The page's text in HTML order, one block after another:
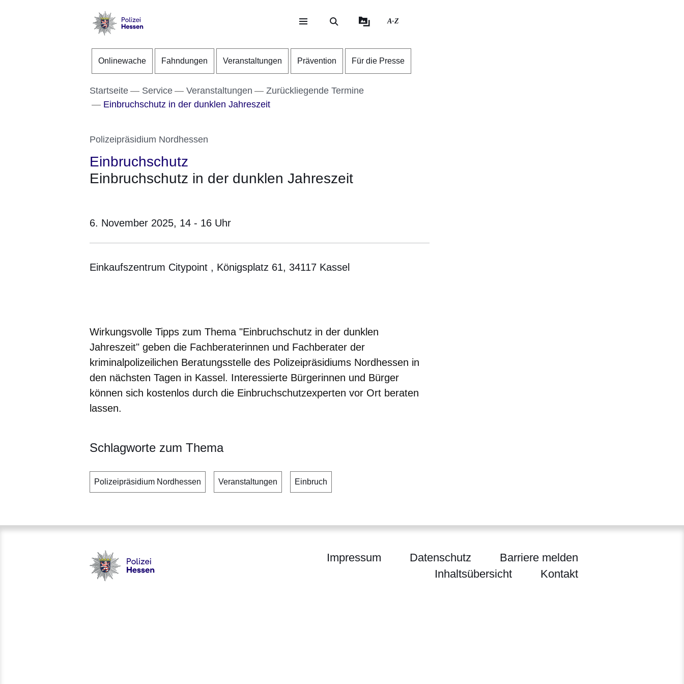
Direkt zum Kopf der Seite
Direkt zum Inhalt
Direkt zum Fuß der Seite
Hessen
A-Z
Onlinewache Fahndungen Veranstaltungen Prävention Für die Presse
Startseite Service Veranstaltungen
Zurückliegende Termine
Einbruchschutz in der dunklen Jahreszeit
Polizeipräsidium Nordhessen
Einbruchschutz
Einbruchschutz in der dunklen Jahreszeit
6. November 2025, 14 - 16 Uhr
Einkaufszentrum Citypoint , Königsplatz 61, 34117 Kassel
Wirkungsvolle Tipps zum Thema "Einbruchschutz in der dunklen
Jahreszeit" geben die Fachberaterinnen und Fachberater der
kriminalpolizeilichen Beratungsstelle des Polizeipräsidiums Nordhessen in
den nächsten Tagen in Kassel. Interessierte Bürgerinnen und Bürger
können sich kostenlos durch die Einbruchschutzexperten vor Ort beraten
lassen.
Schlagworte zum Thema
Polizeipräsidium Nordhessen Veranstaltungen Einbruch
Impressum Datenschutz
Barriere melden
Inhaltsübersicht
Kontakt